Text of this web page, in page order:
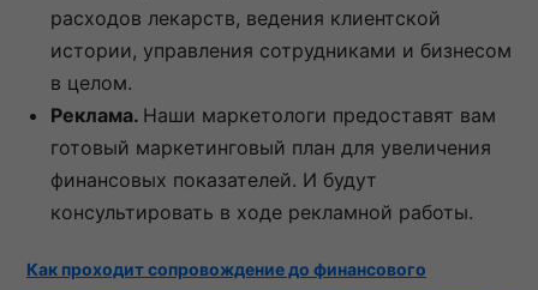
расходов лекарств, ведения клиентской
истории, управления сотрудниками и бизнесом
в целом.
Реклама. Наши маркетологи предоставят вам
готовый маркетинговый план для увеличения
финансовых показателей. И будут
консультировать в ходе рекламной работы.
Как проходит сопровождение до финансового